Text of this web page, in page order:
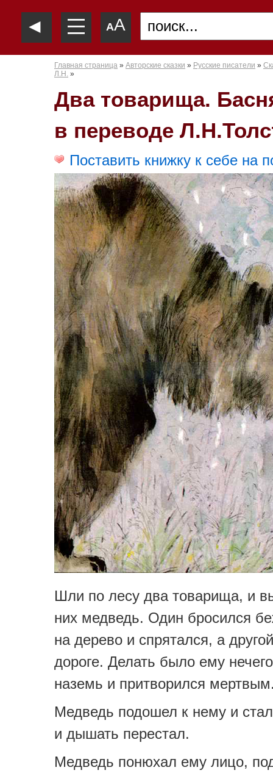
◄ —
—
— AA
Главная страница » Авторские сказки » Русские писатели »
Л.Н. »
Два товарища.
в переводе
Поставить книжку к себе на
Шли по лесу два товарища, и
них медведь. Один бросился
на дерево и спрятался, а
дороге. Делать было ему
наземь и притворился
Медведь подошел к нему и
и дышать перестал.
Медведь понюхал ему лицо,